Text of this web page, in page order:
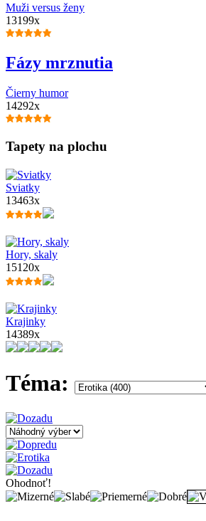
Muži versus ženy
13199x
Fázy mrznutia
Čierny humor
14292x
Tapety na plochu
Sviatky
13463x
Hory, skaly
15120x
Krajinky
14389x
Téma:
Ohodnoť!